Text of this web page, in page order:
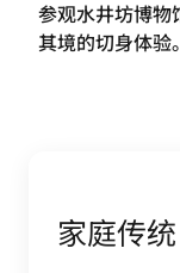
参观水井坊博物
其境的切身体验。
家庭传统